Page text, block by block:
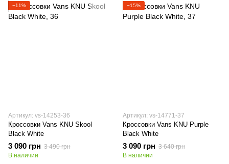
−11%
Артикул: vs-14253-36
Кроссовки Vans KNU Skool
Black White
3 090 грн 3 490 грн
В наличии
−15%
Артикул: vs-14771-37
Кроссовки Vans KNU Purple
Black White
3 090 грн 3 640 грн
В наличии